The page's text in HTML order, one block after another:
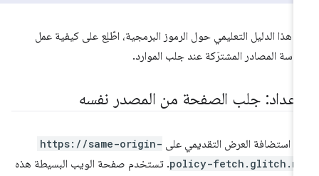
هذا الدليل التعليمي حول الرموز البرمجية، اطّلِع على كيفية عمل
المصادر المشترَكة عند جلب الموارد.
جلب الصفحة من المصدر نفسه
استضافة العرض التقديمي علىhttps://same-origin-
policy-. تستخدم صفحة الويب البسيطة هذه